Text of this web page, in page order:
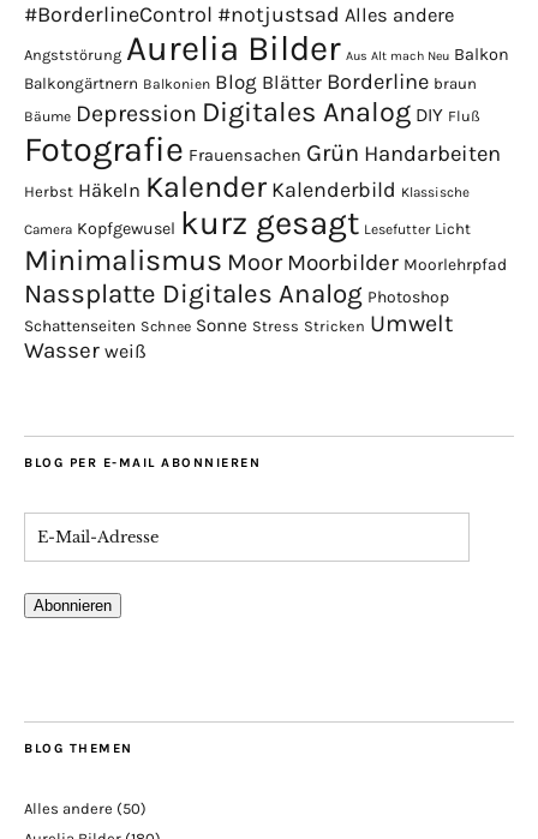
#BorderlineControl #notjustsad Alles andere
Angststörung Aurelia Bilder Aus Alt mach Neu Balkon
Balkongärtnern Balkonien Blog Blätter Borderline braun
Bäume Depression Digitales Analog DIY Fluß
Fotografie Frauensachen Grün Handarbeiten
Herbst Häkeln Kalender Kalenderbild Klassische
Camera Kopfgewusel kurz gesagt Lesefutter Licht
Minimalismus Moor Moorbilder Moorlehrpfad
Nassplatte Digitales Analog Photoshop
Schattenseiten Schnee Sonne Stress Stricken Umwelt
Wasser weiß
BLOG PER E-MAIL ABONNIEREN
Abonnieren
BLOG THEMEN
Alles andere (50)